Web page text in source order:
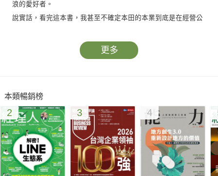
浪的愛好者。
說實話，看完這本書，我甚至不確定本田的本業到底是在經營公
現」。或許，就如同他自己所說的，沒有主業、副業之分，他從
事的是「複業」，過著一種他心目中理想的「遊牧式生活」：
看到這裡，你可能已經和我、和本田周遭的許多人一樣，要說出
類似的話了：這是少數有錢人的特權吧；或者，他所過的生活，
簡直就是你為自己規畫的「退休生活」。為什麼「工作與生活」
「工作與快樂」，絕大多數時候都是被切割開來的？彷彿工作是
苦差事，我們得先苦後甘；彷彿工作是病毒，會把生活侵蝕殆
盡？
更多
本類暢銷榜
2 3 4